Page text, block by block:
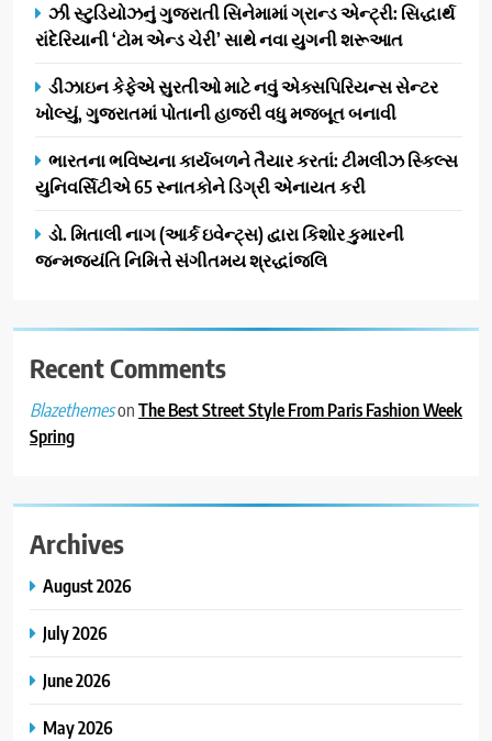
ઝી સ્ટુડિયોઝનું ગુજરાતી સિનેમામાં ગ્રાન્ડ એન્ટ્રી: સિદ્ધાર્થ
રાંદેરિયાની ‘ટોમ એન્ડ ચેરી’ સાથે નવા યુગની શરૂઆત
ડીઝાઇન કેફેએ સુરતીઓ માટે નવું એક્સપિરિયન્સ સેન્ટર
ખોલ્યું, ગુજરાતમાં પોતાની હાજરી વધુ મજબૂત બનાવી
ભારતના ભવિષ્યના કાર્યબળને તૈયાર કરતાં: ટીમલીઝ સ્કિલ્સ
યુનિવર્સિટીએ 65 સ્નાતકોને ડિગ્રી એનાયત કરી
ડો. મિતાલી નાગ (આર્ક ઇવેન્ટ્સ) દ્વારા કિશોર કુમારની
જન્મજયંતિ નિમિત્તે સંગીતમય શ્રદ્ધાંજલિ
Recent Comments
BlazethemesonThe Best Street Style From Paris Fashion Week
Spring
Archives
August 2026
July 2026
June 2026
May 2026